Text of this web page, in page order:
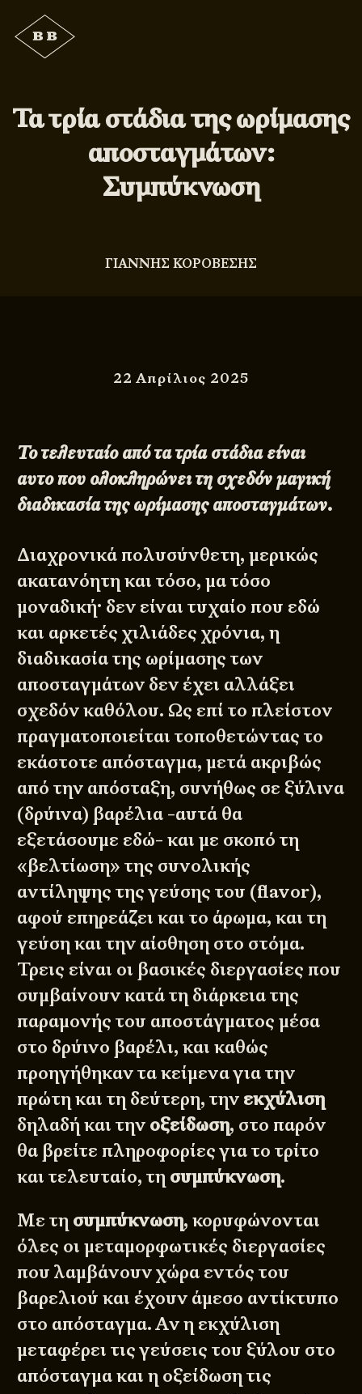
Τα τρία στάδια της ωρίμασης
αποσταγμάτων:
Συμπύκνωση
ΓΙΑΝΝΗΣ ΚΟΡΟΒΕΣΗΣ
22 Απρίλιος 2025
Το τελευταίο από τα τρία στάδια είναι
αυτο που ολοκληρώνει τη σχεδόν μαγική
διαδικασία της ωρίμασης αποσταγμάτων.
Διαχρονικά πολυσύνθετη, μερικώς
ακατανόητη και τόσο, μα τόσο
μοναδική· δεν είναι τυχαίο που εδώ
και αρκετές χιλιάδες χρόνια, η
διαδικασία της ωρίμασης των
αποσταγμάτων δεν έχει αλλάξει
σχεδόν καθόλου. Ως επί το πλείστον
πραγματοποιείται τοποθετώντας το
εκάστοτε απόσταγμα, μετά ακριβώς
από την απόσταξη, συνήθως σε ξύλινα
(δρύινα) βαρέλια -αυτά θα
εξετάσουμε εδώ- και με σκοπό τη
«βελτίωση» της συνολικής
αντίληψης της γεύσης του (flavor),
αφού επηρεάζει και το άρωμα, και τη
γεύση και την αίσθηση στο στόμα.
Τρεις είναι οι βασικές διεργασίες που
συμβαίνουν κατά τη διάρκεια της
παραμονής του αποστάγματος μέσα
στο δρύινο βαρέλι, και καθώς
προηγήθηκαν τα κείμενα για την
πρώτη και τη δεύτερη, την εκχύλιση
δηλαδή και την οξείδωση, στο παρόν
θα βρείτε πληροφορίες για το τρίτο
και τελευταίο, τη συμπύκνωση.
Με τη συμπύκνωση, κορυφώνονται
όλες οι μεταμορφωτικές διεργασίες
που λαμβάνουν χώρα εντός του
βαρελιού και έχουν άμεσο αντίκτυπο
στο απόσταγμα. Αν η εκχύλιση
μεταφέρει τις γεύσεις του ξύλου στο
απόσταγμα και η οξείδωση τις